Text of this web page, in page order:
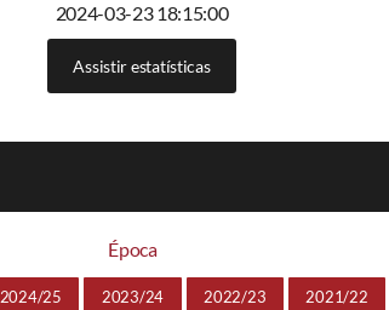
2024-03-23 18:15:00
Assistir estatísticas
Época
2024/25 2023/24 2022/23 2021/22